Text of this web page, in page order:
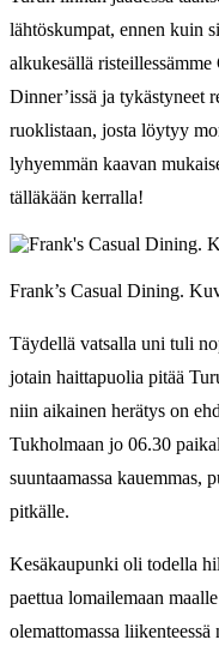
lähtöskumpat, ennen kuin
alkukesällä
Dinner’issä ja tykästyneet
ruoklistaan, josta löytyy
lyhyemmän kaavan
tälläkään kerralla!
Frank’s Casual Dining.
Täydellä vatsalla uni tuli
jotain haittapuolia pitää
niin aikainen herätys on
Tukholmaan jo 06.30
suuntaamassa kauemmas,
pitkälle.
Kesäkaupunki oli todella
paettua lomailemaan
olemattomassa